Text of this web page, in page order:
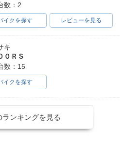
数：2
イクを探す レビューを見る
キ
０ＲＳ
数：15
イクを探す
ランキングを見る